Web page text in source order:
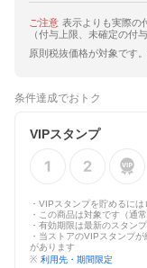
ご注意 表示よりも実際の
（付与上限、未確定の付与
原則税抜価格が対象です
条件達成でおトク
VIPスタンプ
・VIPスタンプを貯めるに
・この商品は対象です（通
・有効期限は最新のスタン
・当ストアのVIPスタンプ
があります
※ 利用先・期間限定